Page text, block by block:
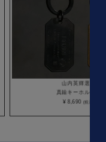
山内英輝選手
真鍮キーホルダー
¥ 8,690 (税込)